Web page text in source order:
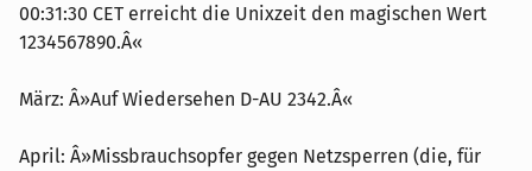
00:31:30 CET erreicht die Unixzeit den magischen Wert
1234567890.Â«
März: Â»Auf Wiedersehen D-AU 2342.Â«
April: Â»Missbrauchsopfer gegen Netzsperren (die, für